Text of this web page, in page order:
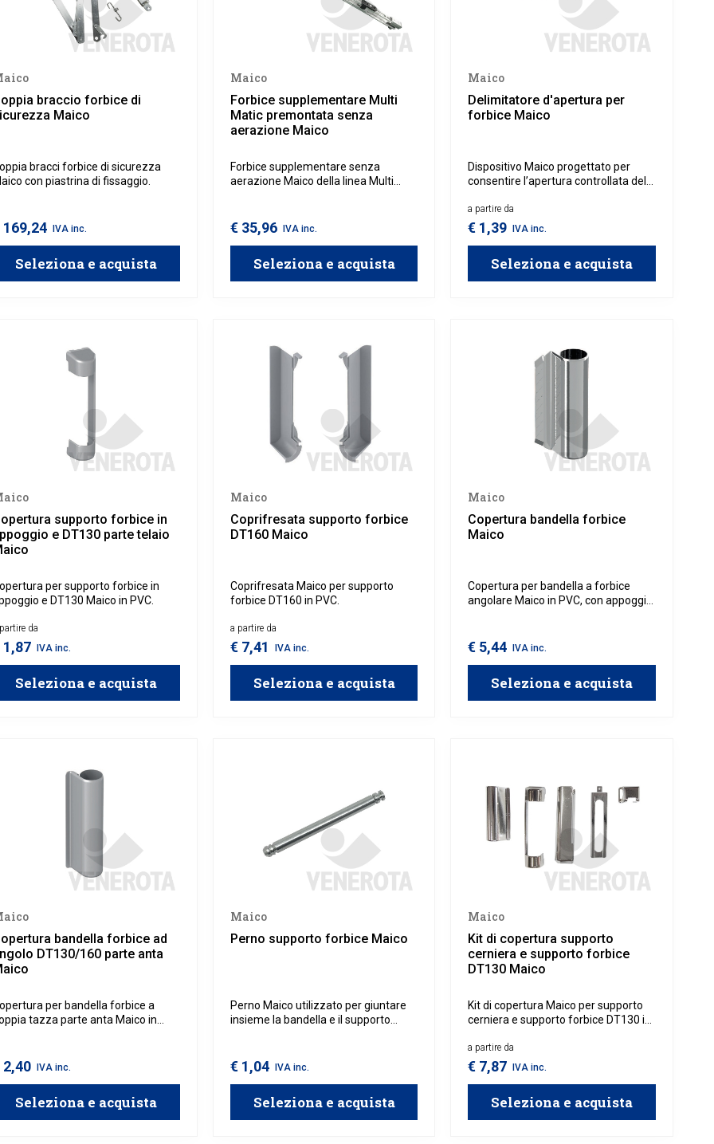
braccio forbice di
Maico
bracci forbice di sicurezza
con piastrina di fissaggio.
169,24 IVA inc.
Seleziona e acquista
Maico
Forbice supplementare Multi
Matic premontata senza
aerazione Maico
Forbice supplementare senza
aerazione Maico della linea Multi
serramenti in legno, alluminio o in
€ 35,96 IVA inc.
Seleziona e acquista
Maico
Delimitatore d'apertura per
forbice Maico
Dispositivo Maico progettato per
consentire l’apertura controllata della
impedisce la chiusura automatica
accidentale.
a partire da
€ 1,39 IVA inc.
Seleziona e acquista
supporto forbice in
e DT130 parte telaio
per supporto forbice in
e DT130 Maico in PVC.
da
1,87 IVA inc.
Seleziona e acquista
Maico
Coprifresata supporto forbice
DT160 Maico
Coprifresata Maico per supporto
forbice DT160 in PVC.
a partire da
€ 7,41 IVA inc.
Seleziona e acquista
Maico
Copertura bandella forbice
Maico
Copertura per bandella a forbice
angolare Maico in PVC, con appoggio
€ 5,44 IVA inc.
Seleziona e acquista
bandella forbice ad
DT130/160 parte anta
per bandella forbice a
tazza parte anta Maico in
2,40 IVA inc.
Seleziona e acquista
Maico
Perno supporto forbice Maico
Perno Maico utilizzato per giuntare
insieme la bandella e il supporto
€ 1,04 IVA inc.
Seleziona e acquista
Maico
Kit di copertura supporto
cerniera e supporto forbice
DT130 Maico
Kit di copertura Maico per supporto
cerniera e supporto forbice DT130 in.
a partire da
€ 7,87 IVA inc.
Seleziona e acquista